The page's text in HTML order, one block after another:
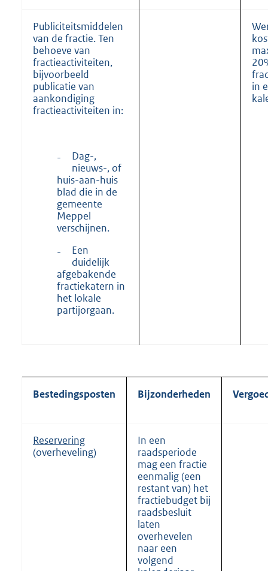
Publiciteitsmiddelen
van de fractie. Ten
behoeve van
fractieactiviteiten,
bijvoorbeeld
publicatie van
aankondiging
fractieactiviteiten in:
-
Dag-,
nieuws-, of
huis-aan-huis
blad die in de
gemeente
Meppel
verschijnen.
-
Een
duidelijk
afgebakende
fractiekatern in
het lokale
partijorgaan.
in
Bestedingsposten Bijzonderheden
Reservering
(overheveling)
In een
raadsperiode
mag een fractie
eenmalig (een
restant van) het
fractiebudget bij
raadsbesluit
laten
overhevelen
naar een
volgend